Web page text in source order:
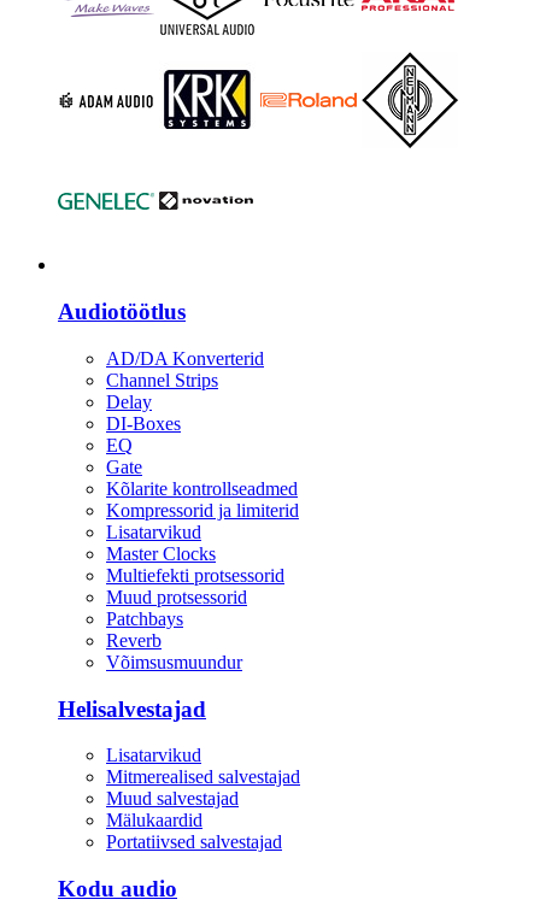
Audiotöötlus
AD/DA Konverterid
Channel Strips
Delay
DI-Boxes
EQ
Gate
Kõlarite kontrollseadmed
Kompressorid ja limiterid
Lisatarvikud
Master Clocks
Multiefekti protsessorid
Muud protsessorid
Patchbays
Reverb
Võimsusmuundur
Helisalvestajad
Lisatarvikud
Mitmerealised salvestajad
Muud salvestajad
Mälukaardid
Portatiivsed salvestajad
Kodu audio